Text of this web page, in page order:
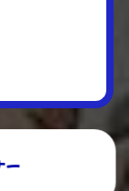
ー